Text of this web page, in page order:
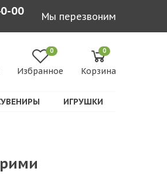
00 Мы перезвоним
0
Избранное
0
Корзина
ИГРУШКИ